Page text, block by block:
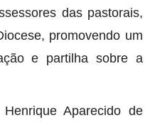
das pastorais,
promovendo um
e partilha sobre a
Aparecido de